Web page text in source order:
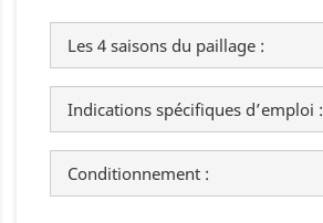
Les 4 saisons du paillage :
Indications spécifiques d’emploi :
Conditionnement :